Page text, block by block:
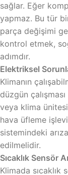
sağlar. Eğer
yapmaz. Bu tür
parça değişimi
kontrol etmek,
adımdır.
Elektriksel
Klimanın
düzgün
veya klima
hava üfleme
sistemindeki
edilmelidir.
Sıcaklık Sensör
Klimada sıcaklık